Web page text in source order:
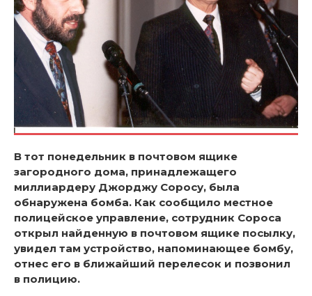
В тот понедельник в почтовом ящике
загородного дома, принадлежащего
миллиардеру Джорджу Соросу, была
обнаружена бомба. Как сообщило местное
полицейское управление, сотрудник Сороса
открыл найденную в почтовом ящике посылку,
увидел там устройство, напоминающее бомбу,
отнес его в ближайший перелесок и позвонил
в полицию.